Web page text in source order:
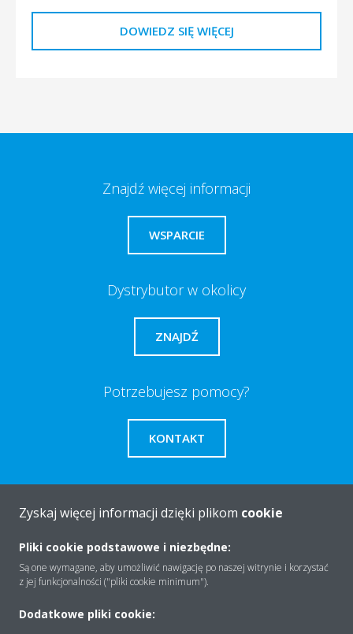
DOWIEDZ SIĘ WIĘCEJ
Znajdź więcej informacji
WSPARCIE
Dystrybutor w okolicy
ZNAJDŹ
Potrzebujesz pomocy?
KONTAKT
Rozwiązania
Zyskaj więcej informacji dzięki plikom cookie
Pliki cookie podstawowe i niezbędne:
Są one wymagane, aby umożliwić nawigację po naszej witrynie i korzystać
z jej funkcjonalności ("pliki cookie minimum").
Dodatkowe pliki cookie: